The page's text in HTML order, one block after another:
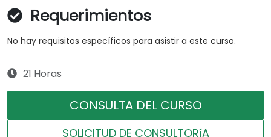
Requerimientos
No hay requisitos específicos para asistir a este curso.
21 Horas
CONSULTA DEL CURSO
SOLICITUD DE CONSULTORíA